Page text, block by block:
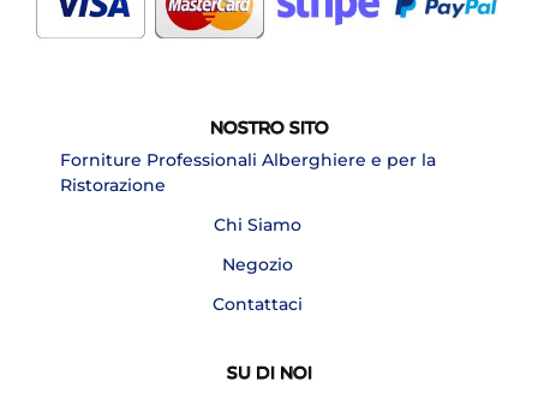
NOSTRO SITO
Forniture Professionali Alberghiere e per la
Ristorazione
Chi Siamo
Negozio
Contattaci
SU DI NOI